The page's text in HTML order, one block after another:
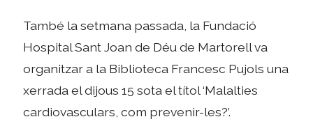
També la setmana passada, la Fundació
Hospital Sant Joan de Déu de Martorell va
organitzar a la Biblioteca Francesc Pujols una
xerrada el dijous 15 sota el títol ‘Malalties
cardiovasculars, com prevenir-les?’.